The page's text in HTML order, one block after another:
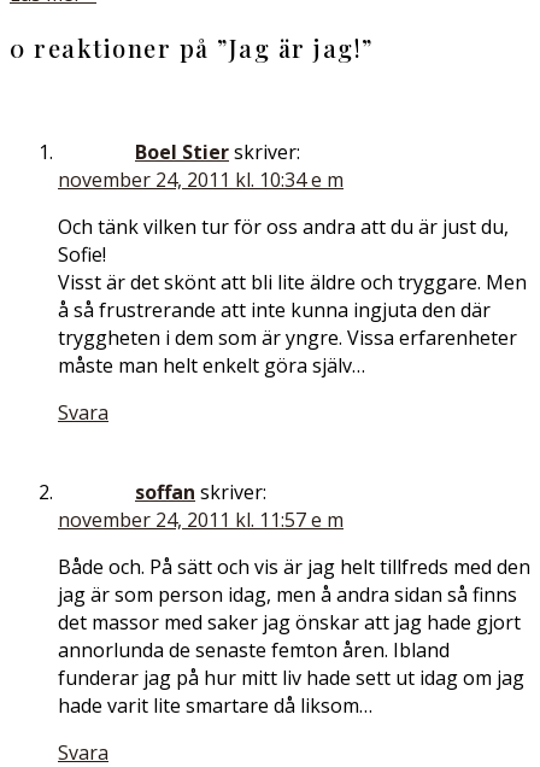
0 reaktioner på ”Jag är jag!”
Boel Stierskriver:
november 24, 2011 kl. 10:34 e m
Och tänk vilken tur för oss andra att du är just du,
Sofie!
Visst är det skönt att bli lite äldre och tryggare. Men
å så frustrerande att inte kunna ingjuta den där
tryggheten i dem som är yngre. Vissa erfarenheter
måste man helt enkelt göra själv…
Svara
soffan skriver:
november 24, 2011 kl. 11:57 e m
Både och. På sätt och vis är jag helt tillfreds med den
jag är som person idag, men å andra sidan så finns
det massor med saker jag önskar att jag hade gjort
annorlunda de senaste femton åren. Ibland
funderar jag på hur mitt liv hade sett ut idag om jag
hade varit lite smartare då liksom…
Svara